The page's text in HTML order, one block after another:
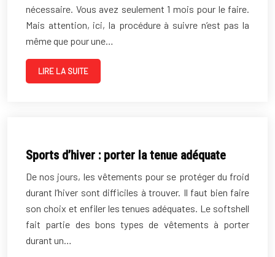
nécessaire. Vous avez seulement 1 mois pour le faire.
Mais attention, ici, la procédure à suivre n’est pas la
même que pour une…
LIRE LA SUITE
Sports d’hiver : porter la tenue adéquate
De nos jours, les vêtements pour se protéger du froid
durant l’hiver sont difficiles à trouver. Il faut bien faire
son choix et enfiler les tenues adéquates. Le softshell
fait partie des bons types de vêtements à porter
durant un…